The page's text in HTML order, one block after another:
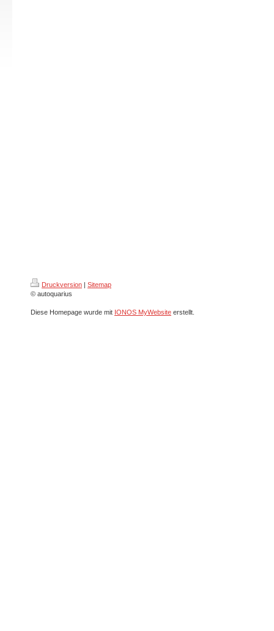
Druckversion | Sitemap
© autoquarius
Diese Homepage wurde mit IONOS MyWebsite erstellt.